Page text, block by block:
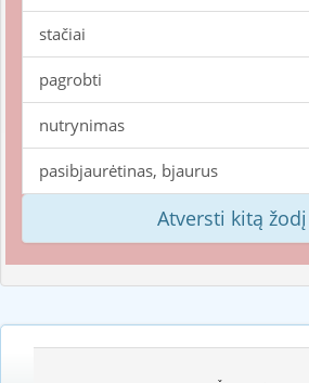
stačiai
pagrobti
nutrynimas
pasibjaurėtinas, bjaurus
Atversti kitą žodį